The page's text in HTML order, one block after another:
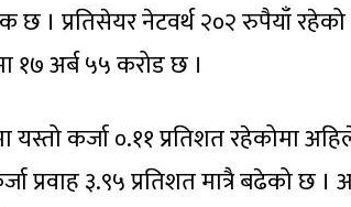
छ । प्रतिसेयर नेटवर्थ २०२ रुपैयाँ रहेको
१७ अर्ब ५५ करोड छ ।
कर्जा ०.११ प्रतिशत रहेकोमा
प्रवाह ३.९५ प्रतिशत मात्रै बढेको छ ।